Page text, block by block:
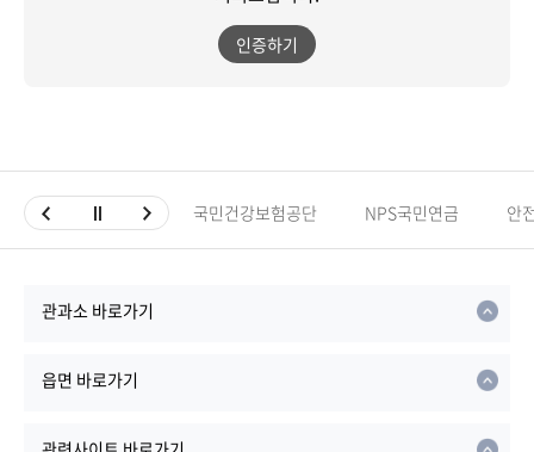
인증하기
국민건강보험공단 NPS국민연금 안
관과소 바로가기
읍면 바로가기